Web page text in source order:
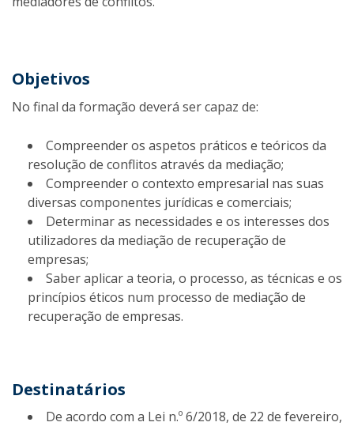
Objetivos
No final da formação deverá ser capaz de:
Compreender os aspetos práticos e teóricos da
resolução de conflitos através da mediação;
Compreender o contexto empresarial nas suas
diversas componentes jurídicas e comerciais;
Determinar as necessidades e os interesses dos
utilizadores da mediação de recuperação de
empresas;
Saber aplicar a teoria, o processo, as técnicas e os
princípios éticos num processo de mediação de
recuperação de empresas.
Destinatários
De acordo com a Lei n.º 6/2018, de 22 de fevereiro,